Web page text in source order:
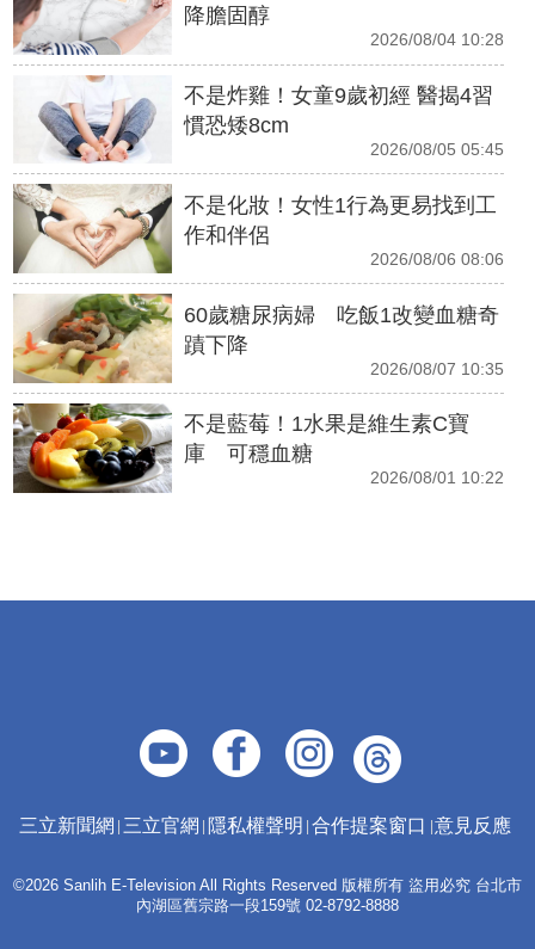
降膽固醇
2026/08/04 10:28
不是炸雞！女童9歲初經 醫揭4習
慣恐矮8cm
2026/08/05 05:45
不是化妝！女性1行為更易找到工
作和伴侶
2026/08/06 08:06
60歲糖尿病婦 吃飯1改變血糖奇
蹟下降
2026/08/07 10:35
不是藍莓！1水果是維生素C寶
庫 可穩血糖
2026/08/01 10:22
三立新聞網 三立官網 隱私權聲明 合作提案窗口 意見反應
©2026 Sanlih E-Television All Rights Reserved 版權所有 盜用必究 台北市
內湖區舊宗路一段159號 02-8792-8888